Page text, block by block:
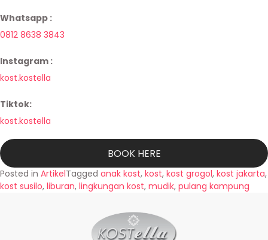
Whatsapp :
0812 8638 3843
Instagram :
kost.kostella
Tiktok:
kost.kostella
BOOK HERE
Posted in ArtikelTagged anak kost, kost, kost grogol, kost jakarta,
kost susilo, liburan, lingkungan kost, mudik, pulang kampung